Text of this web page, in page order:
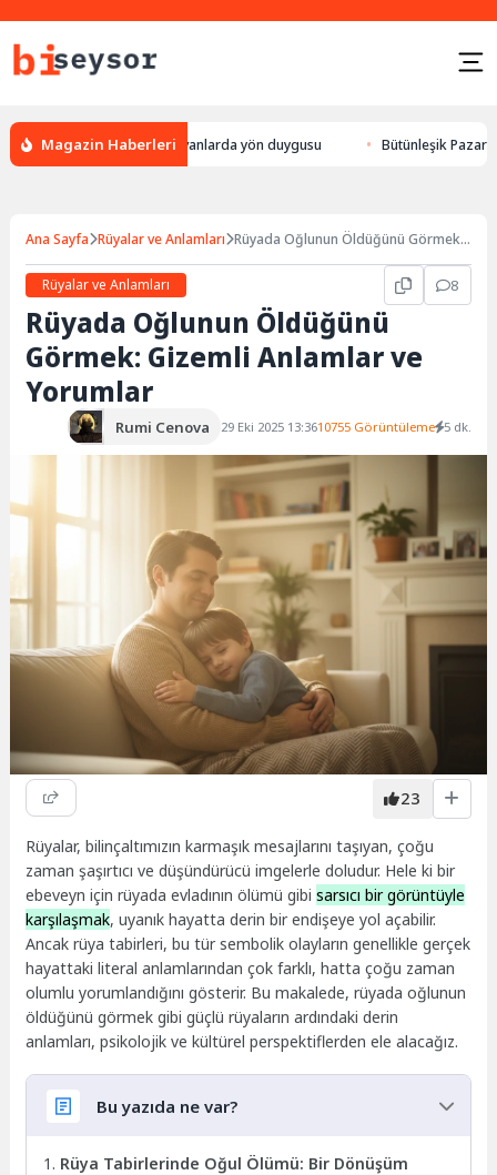
Magazin Haberleri
yön bulması, hayvanlarda yön duygusu Bütünleşik Pazarlama:
Ana Sayfa Rüyalar ve Anlamları Rüyada Oğlunun Öldüğünü Görmek:
Rüyalar ve Anlamları
8
Rüyada Oğlunun Öldüğünü
Görmek: Gizemli Anlamlar ve
Yorumlar
Rumi Cenova 29 Eki 2025 13:3610755 Görüntüleme 5 dk.
23
Rüyalar, bilinçaltımızın karmaşık mesajlarını taşıyan, çoğu
zaman şaşırtıcı ve düşündürücü imgelerle doludur. Hele ki bir
ebeveyn için rüyada evladının ölümü gibisarsıcı bir görüntüyle
karşılaşmak, uyanık hayatta derin bir endişeye yol açabilir.
Ancak rüya tabirleri, bu tür sembolik olayların genellikle gerçek
hayattaki literal anlamlarından çok farklı, hatta çoğu zaman
olumlu yorumlandığını gösterir. Bu makalede, rüyada oğlunun
öldüğünü görmek gibi güçlü rüyaların ardındaki derin
anlamları, psikolojik ve kültürel perspektiflerden ele alacağız.
Bu yazıda ne var?
Rüya Tabirlerinde Oğul Ölümü: Bir Dönüşüm